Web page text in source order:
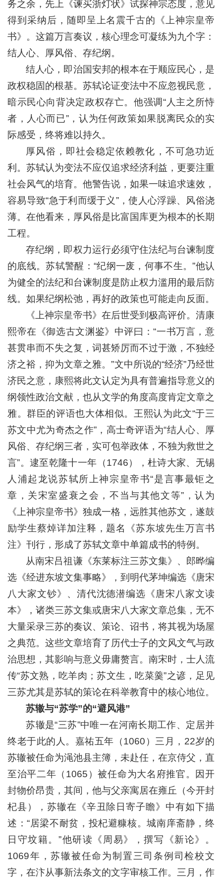
务之余，先上《谏买浙灯状》试探神宗态度，意见
得到采纳后，随即呈上名震千古的《上神宗皇帝
书》。这篇万言奏议，核心理念可凝练为九个字：
结人心、厚风俗、存纪纲。
结人心，即治国安邦的根本在于顺应民心，是
政权稳固的根基。苏轼论证变法中不应忽视民意，
暗示民心向背决定政权存亡。他强调“人主之所恃
者，人心而已”，认为任何政策如果脱离民众的实
际感受，终将难以持久。
厚风俗，即社会稳定依赖教化，不可急功近
利。苏轼认为变法不应仅追求经济利益，更要注重
社会风气的培育。他警告说，如果一味追求速效，
容易导致“急于利而缓于义”，使人心浮躁、风俗浇
薄。在他看来，厚风俗是比富国库更为根本的长期
工程。
存纪纲，即权力运行必须守住法纪与台谏制度
的底线。苏轼警醒：“纪纲一废，何事不生。”他认
为健全的法纪和台谏制度是防止权力滥用的最后防
线。如果纪纲松弛，再好的政策也可能走向反面。
《上神宗皇帝书》在后世受到极高评价。清康
熙帝在《御选古文渊鉴》中评曰：“一书万言，意
甚贯串而不失之复，词甚矫厉而不过于激，不独经
济之裕，抑为文章之雅。”文中所说的“经济”乃经世
济民之意，康熙将此文认定为具有普遍指导意义的
纲领性政治文献，也从文学的角度高度肯定文章之
雅。群臣的评语也大体相似。王熙认为此文“于三
苏文中尤为奇杰之作”，高士奇评语为“结人心、厚
风俗、存纪纲三者，实可包举政体，不独为救世之
言”。逮至乾隆十一年（1746），杜诗大家、无锡
人浦起龙说苏轼所上神宗皇帝书“是言事最钜之
章，关宋室盛衰之会，不当与其他文等”，认为
《上神宗皇帝书》独成一格，远胜其他苏文，遂鼓
励学生蔡焯详加注释，题名《苏东坡先生万言书
注》刊行，形成了苏轼文章中单篇成书的特例。
从南宋吕祖谦《东莱标注三苏文集》、郎晔编
选《经进东坡文集事略》，到明代茅坤编选《唐宋
八大家文钞》、清代沈德潜编选《唐宋八家文读
本》，诸类三苏文集或唐宋八大家文章总集，无不
大量采录三苏的奏议、策论、诏书，将其视为场屋
之典范。这些文章培育了历代士子的文风文气与政
治思想，其影响与意义毋庸赘言。南宋时，士人流
传“苏文熟，吃羊肉；苏文生，吃菜羹”之谚，足见
三苏尤其是苏轼的策论在科举教育中的核心地位。
苏辙与“苏学”的“避风港”
苏辙是“三苏”中唯一在河南长期工作、定居并
终老于此的人。嘉祐五年（1060）三月，22岁的
苏辙被任命为渑池县主簿，未赴任，在京侍父，直
至治平二年（1065）被任命为大名府推官。因开
封物价昂贵，其间，他与父亲寓居在雍丘（今开封
杞县），苏辙在《辛丑除日寄子瞻》中有如下描
述：“居梁不耐贫，投杞避糠核。城南庠斋静，终
日守坟籍。”他研读《周易》，撰写《新论》。
1069年，苏辙被任命为制置三司条例司检校文
字，在汴从事新法条文的文字审核工作。三月，作